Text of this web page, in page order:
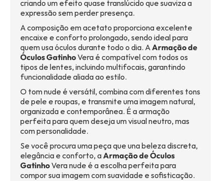
criando um efeito quase translúcido que suaviza a
expressão sem perder presença.
A composição em acetato proporciona excelente
encaixe e conforto prolongado, sendo ideal para
quem usa óculos durante todo o dia. AArmação de
Óculos GatinhoVera é compatível com todos os
tipos de lentes, incluindo multifocais, garantindo
funcionalidade aliada ao estilo.
O tom nude é versátil, combina com diferentes tons
de pele e roupas, e transmite uma imagem natural,
organizada e contemporânea. É a armação
perfeita para quem deseja um visual neutro, mas
com personalidade.
Se você procura uma peça que una beleza discreta,
elegância e conforto, aArmação de Óculos
GatinhoVera nude é a escolha perfeita para
compor sua imagem com suavidade e sofisticação.